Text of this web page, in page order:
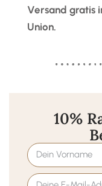
Versand gratis
Union.
10%